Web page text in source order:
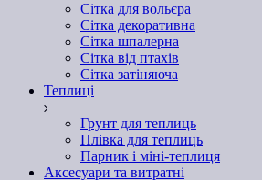
Сітка для вольєра
Сітка декоративна
Сітка шпалерна
Сітка від птахів
Сітка затіняюча
Теплиці
Грунт для теплиць
Плівка для теплиць
Парник і міні-теплиця
Аксесуари та витратні